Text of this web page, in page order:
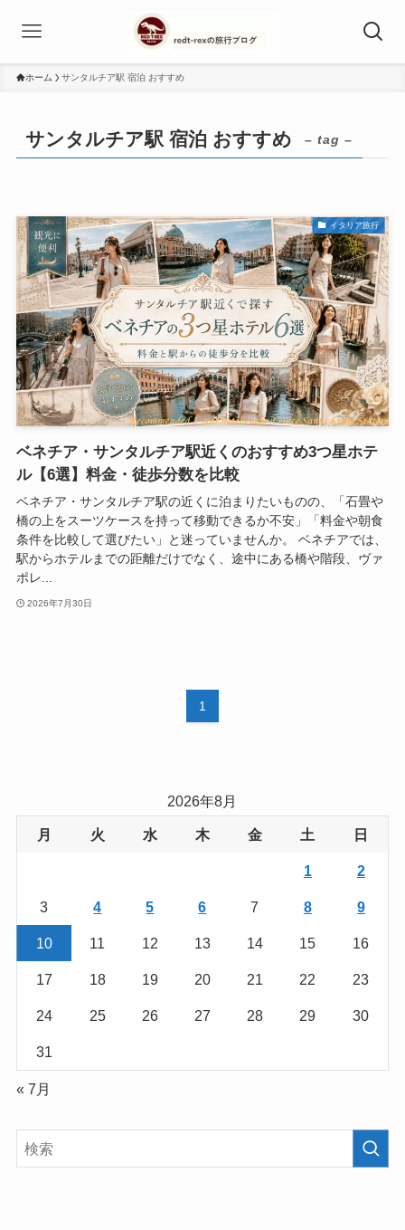
ホーム サンタルチア駅 宿泊 おすすめ
サンタルチア駅 宿泊 おすすめ – tag –
イタリア旅行
ベネチア・サンタルチア駅近くのおすすめ3つ星ホテ
ル【6選】料金・徒歩分数を比較
ベネチア・サンタルチア駅の近くに泊まりたいものの、「石畳や
橋の上をスーツケースを持って移動できるか不安」「料金や朝食
条件を比較して選びたい」と迷っていませんか。 ベネチアでは、
駅からホテルまでの距離だけでなく、途中にある橋や階段、ヴァ
ポレ...
2026年7月30日
1
2026年8月
月 火 水 木 金 土 日
1 2
3 4 5 6 7 8 9
10 11 12 13 14 15 16
17 18 19 20 21 22 23
24 25 26 27 28 29 30
31
« 7月